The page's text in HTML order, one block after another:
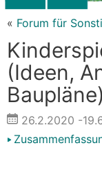
« Forum für
(Ideen,
26.2.2020 -